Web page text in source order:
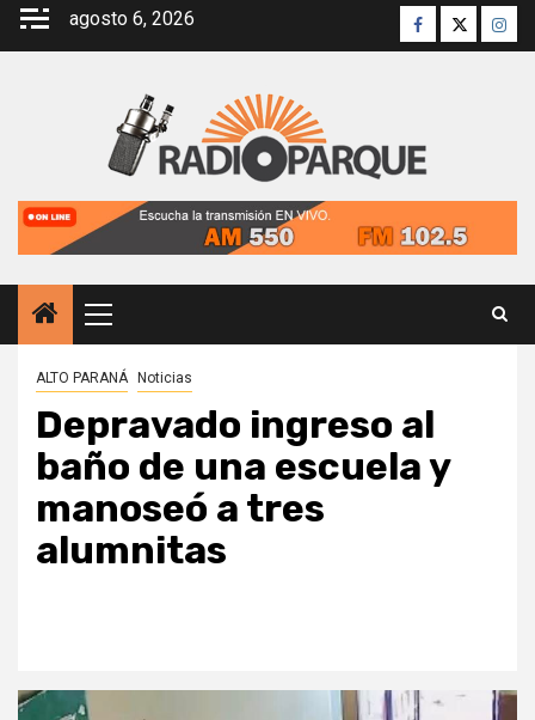
Saltar
agosto 6, 2026 Facebook
Twitter
Menú
principal
ALTO PARANÁ Noticias
Depravado ingreso al
baño de una escuela y
manoseó a tres
alumnitas